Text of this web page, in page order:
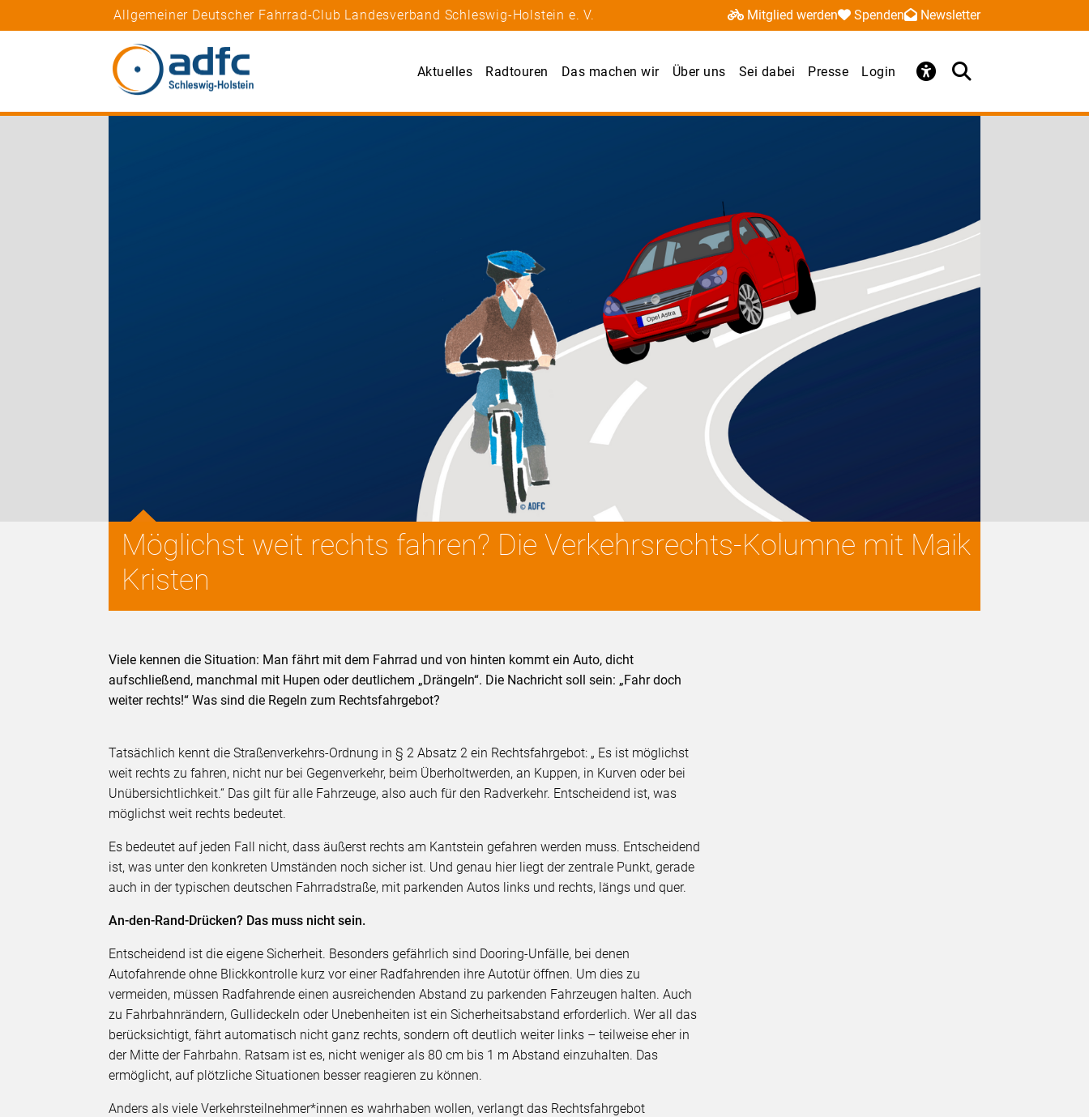
Allgemeiner Deutscher Fahrrad-Club Landesverband Schleswig-Holstein e. V. Mitglied werden Spenden Newsletter
Aktuelles Radtouren Das machen wir Über uns Sei dabei Presse Login
Möglichst weit rechts fahren? Die Verkehrsrechts-Kolumne mit Maik
Kristen
Viele kennen die Situation: Man fährt mit dem Fahrrad und von hinten kommt ein Auto, dicht
aufschließend, manchmal mit Hupen oder deutlichem „Drängeln“. Die Nachricht soll sein: „Fahr doch
weiter rechts!“ Was sind die Regeln zum Rechtsfahrgebot?
Tatsächlich kennt die Straßenverkehrs-Ordnung in § 2 Absatz 2 ein Rechtsfahrgebot: „ Es ist möglichst
weit rechts zu fahren, nicht nur bei Gegenverkehr, beim Überholtwerden, an Kuppen, in Kurven oder bei
Unübersichtlichkeit.“ Das gilt für alle Fahrzeuge, also auch für den Radverkehr. Entscheidend ist, was
möglichst weit rechts bedeutet.
Es bedeutet auf jeden Fall nicht, dass äußerst rechts am Kantstein gefahren werden muss. Entscheidend
ist, was unter den konkreten Umständen noch sicher ist. Und genau hier liegt der zentrale Punkt, gerade
auch in der typischen deutschen Fahrradstraße, mit parkenden Autos links und rechts, längs und quer.
An-den-Rand-Drücken? Das muss nicht sein.
Entscheidend ist die eigene Sicherheit. Besonders gefährlich sind Dooring-Unfälle, bei denen
Autofahrende ohne Blickkontrolle kurz vor einer Radfahrenden ihre Autotür öffnen. Um dies zu
vermeiden, müssen Radfahrende einen ausreichenden Abstand zu parkenden Fahrzeugen halten. Auch
zu Fahrbahnrändern, Gullideckeln oder Unebenheiten ist ein Sicherheitsabstand erforderlich. Wer all das
berücksichtigt, fährt automatisch nicht ganz rechts, sondern oft deutlich weiter links – teilweise eher in
der Mitte der Fahrbahn. Ratsam ist es, nicht weniger als 80 cm bis 1 m Abstand einzuhalten. Das
ermöglicht, auf plötzliche Situationen besser reagieren zu können.
Anders als viele Verkehrsteilnehmer*innen es wahrhaben wollen, verlangt das Rechtsfahrgebot